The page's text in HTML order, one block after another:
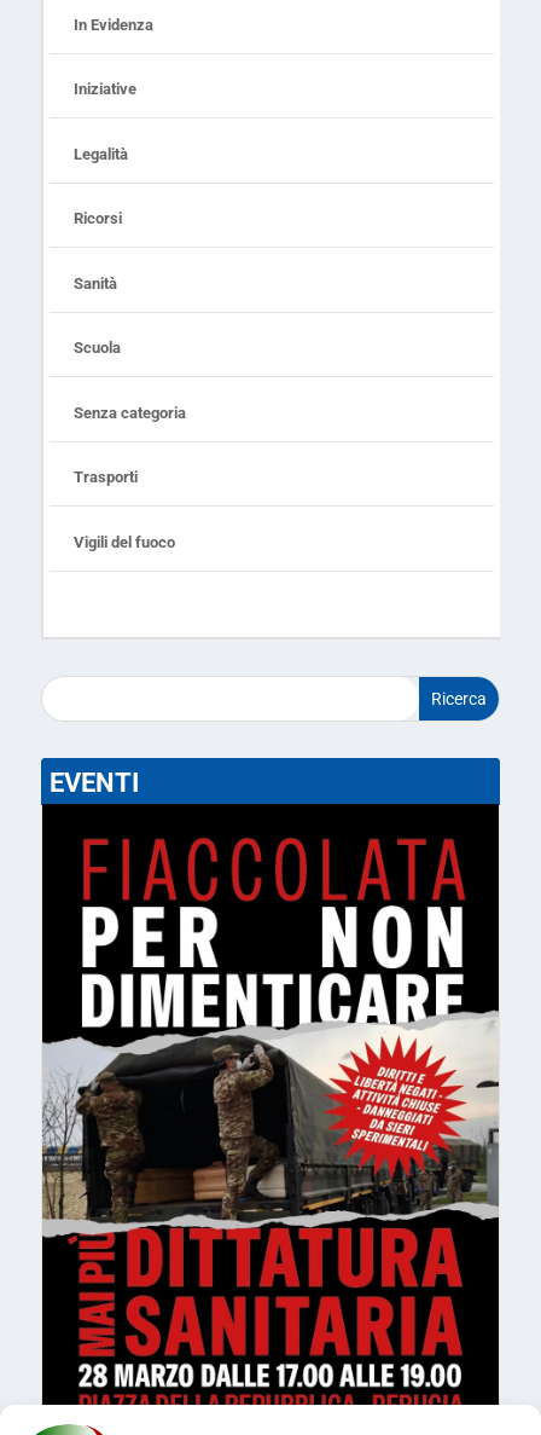
In Evidenza
Iniziative
Legalità
Ricorsi
Sanità
Scuola
Senza categoria
Trasporti
Vigili del fuoco
EVENTI